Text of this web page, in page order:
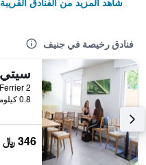
فنادق رخيصة في جنيف
0.8 كيلومتر عن وسط المدينة
346 ﷼